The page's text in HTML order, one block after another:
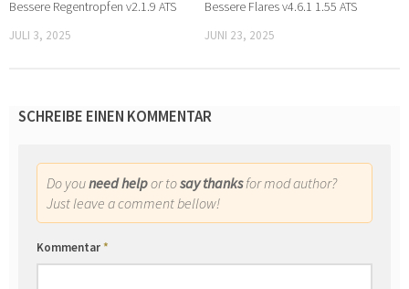
Bessere Regentropfen v2.1.9 ATS
JULI 3, 2025
Bessere Flares v4.6.1 1.55 ATS
JUNI 23, 2025
SCHREIBE EINEN KOMMENTAR
Do youneed helpor tosay thanksfor mod author?
Just leave a comment bellow!
Kommentar*